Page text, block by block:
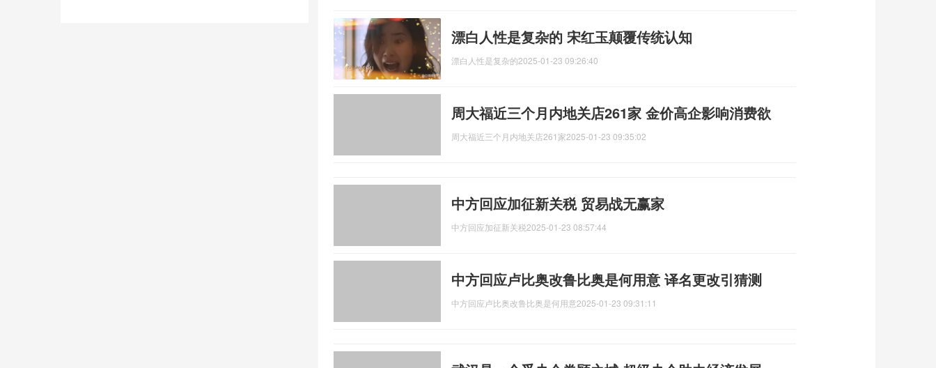
漂白人性是复杂的 宋红玉颠覆传统认知
漂白人性是复杂的2025-01-23 09:26:40
周大福近三个月内地关店261家 金价高企影响消费欲
周大福近三个月内地关店261家2025-01-23 09:35:02
中方回应加征新关税 贸易战无赢家
中方回应加征新关税2025-01-23 08:57:44
中方回应卢比奥改鲁比奥是何用意 译名更改引猜测
中方回应卢比奥改鲁比奥是何用意2025-01-23 09:31:11